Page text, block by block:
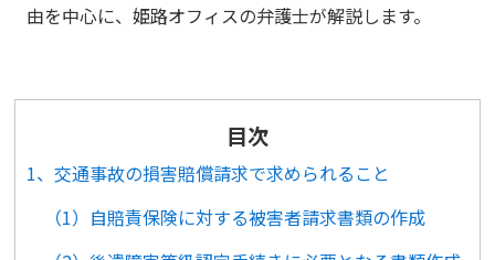
由を中心に、姫路オフィスの弁護士が解説します。
目次
1、交通事故の損害賠償請求で求められること
（1）自賠責保険に対する被害者請求書類の作成